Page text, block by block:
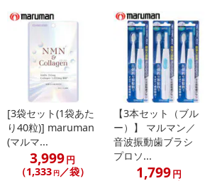
発送日カレンダー
休業日
[3袋セット(1袋あた
り40粒)] maruman
(マルマ...
3,999円
（1,333 円／袋）
【3本セット（ブル
ー）】 マルマン／
音波振動歯ブラシ
プロソ...
1,799円